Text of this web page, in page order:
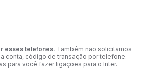
esses telefones. Também não solicitamos
conta, código de transação por telefone.
para você fazer ligações para o Inter.